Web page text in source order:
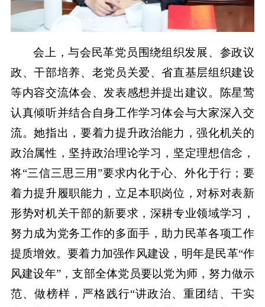
会上，与会民革党员围绕组织发展、参政议
政、干部培养、老党员关爱、省直基层组织建设
等内容交流体会、发表感想并提出建议。陈星莺
认真倾听并结合自身工作学习体会与大家深入交
流。她指出，要着力提升政治能力，强化机关的
政治属性，坚持政治理论学习，坚定理想信念，
将“三信三思三用”要求内化于心、外化于行；要
着力提升履职能力，立足本职岗位，对标对表新
形势对机关干部的新要求，深耕专业领域学习，
努力成为党务工作的多面手，助力民革各项工作
提质增效。要着力加强作风建设，明年是民革“作
风建设年”，支部全体党员要以党为师，努力做示
范、做榜样，严格践行“讲政治、重团结、干实